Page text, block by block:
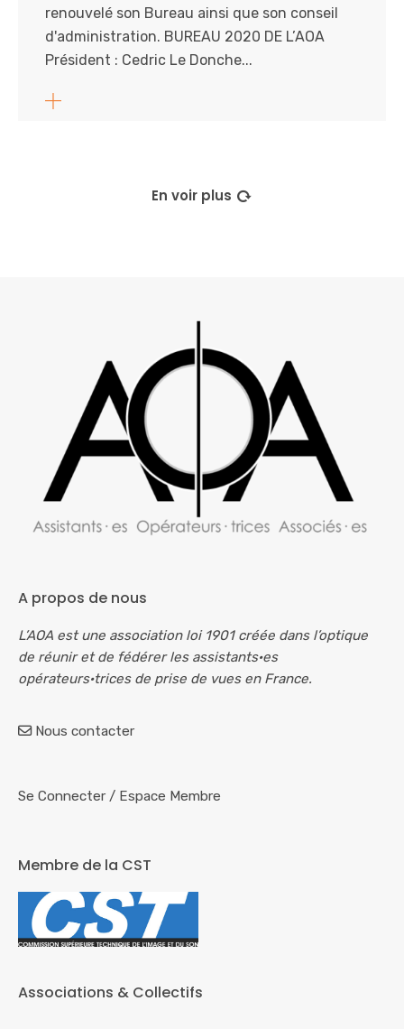
renouvelé son Bureau ainsi que son conseil
d'administration. BUREAU 2020 DE L’AOA
Président : Cedric Le Donche...
En voir plus
A propos de nous
L’AOA est une association loi 1901 créée dans l’optique
de réunir et de fédérer les assistants·es
opérateurs·trices de prise de vues en France.
Nous contacter
Se Connecter / Espace Membre
Membre de la CST
Associations & Collectifs